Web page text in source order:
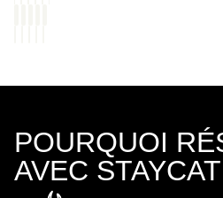
POURQUOI
AVEC